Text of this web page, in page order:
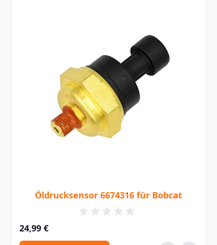
Öldrucksensor 6674316 für Bobcat
24,99 €